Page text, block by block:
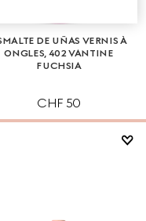
DE UÑAS VERNIS À
ONGLES, 402 VANTINE
FUCHSIA
CHF 50